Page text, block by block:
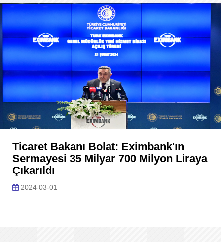
Ticaret Bakanı Bolat: Eximbank'ın
Sermayesi 35 Milyar 700 Milyon Liraya
Çıkarıldı
2024-03-01